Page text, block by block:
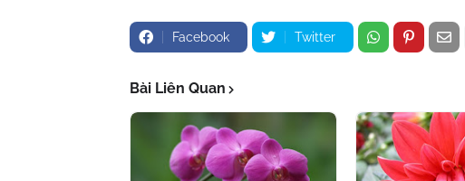
Facebook Twitter
Bài Liên Quan